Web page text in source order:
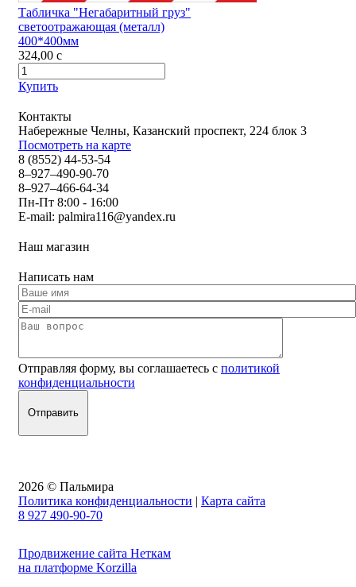
Табличка "Негабаритный груз"
светоотражающая (металл)
400*400мм
324,00 c
Купить
Контакты
Набережные Челны, Казанский проспект, 224 блок 3
Посмотреть на карте
8 (8552) 44-53-54
8–927–490-90-70
8–927–466-64-34
Пн-Пт 8:00 - 16:00
E-mail: palmira116@yandex.ru
Наш магазин
Написать нам
Отправляя форму, вы соглашаетесь с политикой
конфиденциальности
2026 © Пальмира
Политика конфиденциальности | Карта сайта
8 927 490-90-70
Продвижение сайта Неткам
на платформе Korzilla